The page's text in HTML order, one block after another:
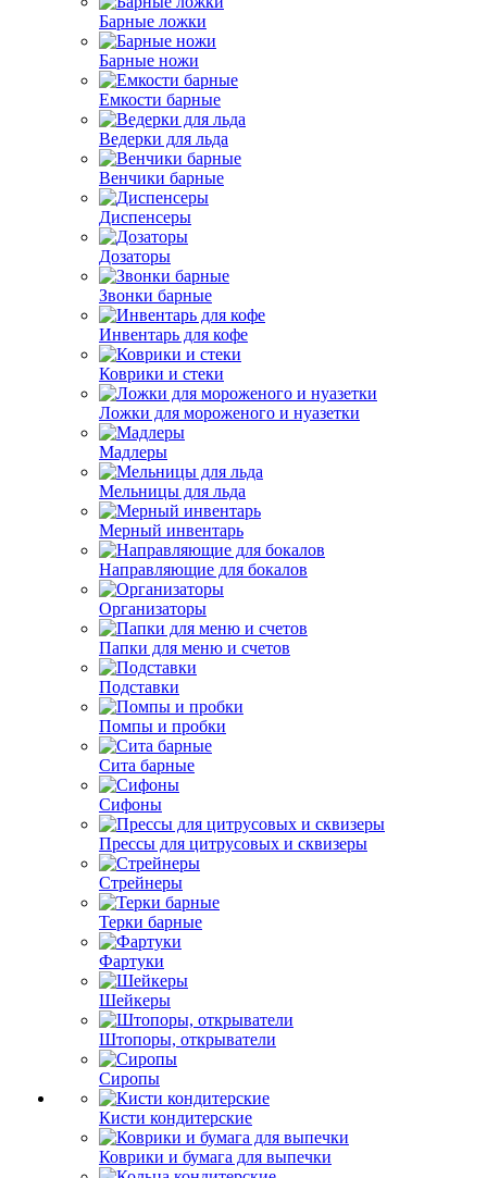
Барные ложки
Барные ножи
Емкости барные
Ведерки для льда
Венчики барные
Диспенсеры
Дозаторы
Звонки барные
Инвентарь для кофе
Коврики и стеки
Ложки для мороженого и нуазетки
Мадлеры
Мельницы для льда
Мерный инвентарь
Направляющие для бокалов
Организаторы
Папки для меню и счетов
Подставки
Помпы и пробки
Сита барные
Сифоны
Прессы для цитрусовых и сквизеры
Стрейнеры
Терки барные
Фартуки
Шейкеры
Штопоры, открыватели
Сиропы
Кисти кондитерские
Коврики и бумага для выпечки